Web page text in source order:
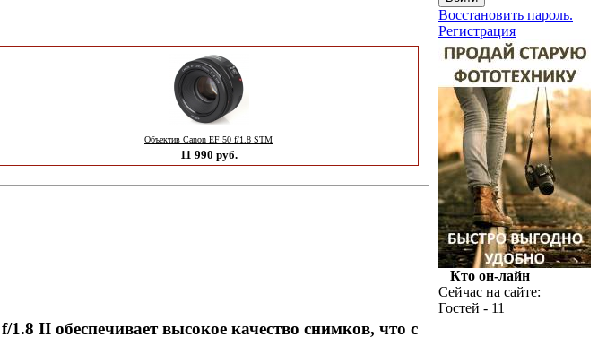
Объектив Canon EF 50 f/1.8 STM
11 990 руб.
II обеспечивает высокое качество снимков, что с
Восстановить пароль.
Регистрация
Кто он-лайн
Сейчас на сайте:
Гостей - 11